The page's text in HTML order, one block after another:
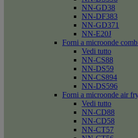
NN-GD38
NN-DF383
NN-GD371
NN-E20J
Forni a microonde
Vedi tutto
NN-CS88
NN-DS59
NN-CS894
NN-DS596
Forni a microonde air
Vedi tutto
NN-CD88
NN-CD58
NN-CT57